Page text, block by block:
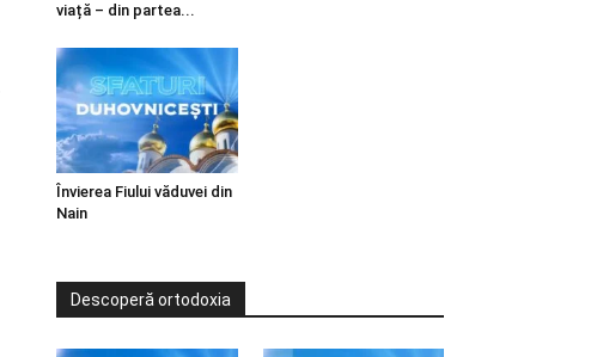
viață – din partea...
Învierea Fiului văduvei din
Nain
Descoperă ortodoxia